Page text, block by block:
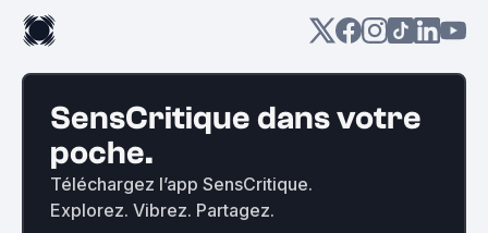
SensCritique dans votre
poche.
Téléchargez l’app SensCritique.
Explorez. Vibrez. Partagez.